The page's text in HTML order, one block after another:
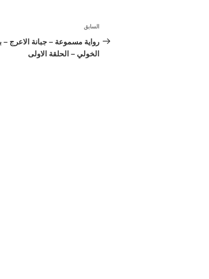
تصفّح
المقالات
المقالة
السابقة
السابق
رواية مسموعة – جبانة الاعرج –
الخولي – الحلقة الاولى